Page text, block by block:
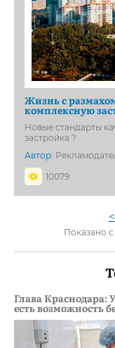
Жизнь с
комплексную
Новые стандарты
застройка ?
Автор:
10079
Показано с
Глава Краснодара:
есть возможность